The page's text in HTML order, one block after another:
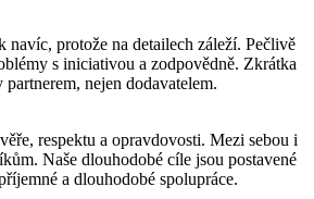
navíc, protože na detailech záleží. Pečlivě
s iniciativou a zodpovědně. Zkrátka
nejen dodavatelem.
respektu a opravdovosti. Mezi sebou i
Naše dlouhodobé cíle jsou postavené
a dlouhodobé spolupráce.